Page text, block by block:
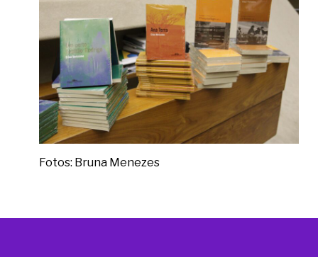
Fotos: Bruna Menezes